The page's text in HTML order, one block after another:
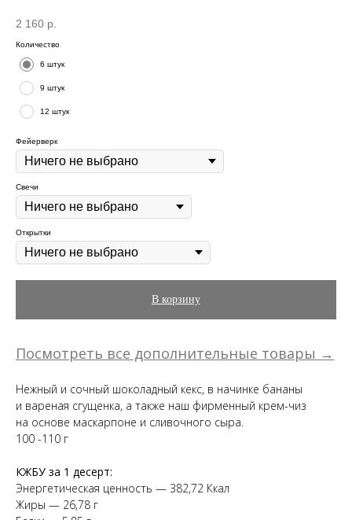
2 160 р.
Количество
6 штук
9 штук
12 штук
Фейерверк
Свечи
Открытки
В корзину
Посмотреть все дополнительные товары →
Нежный и сочный шоколадный кекс, в начинке бананы
и вареная сгущенка, а также наш фирменный крем-чиз
на основе маскарпоне и сливочного сыра.
100 -110 г
КЖБУ за 1 десерт:
Энергетическая ценность — 382,72 Ккал
Жиры — 26,78 г